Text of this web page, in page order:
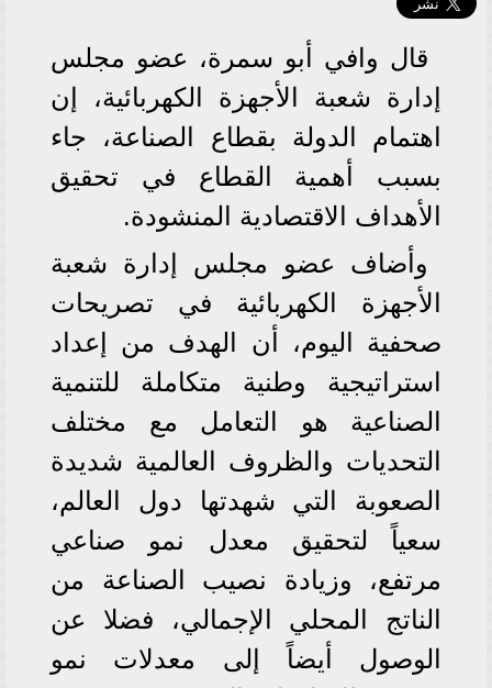
قال وافي أبو سمرة، عضو مجلس
إدارة شعبة الأجهزة الكهربائية، إن
اهتمام الدولة بقطاع الصناعة، جاء
بسبب أهمية القطاع في تحقيق
الأهداف الاقتصادية المنشودة.
وأضاف عضو مجلس إدارة شعبة
الأجهزة الكهربائية في تصريحات
صحفية اليوم، أن الهدف من إعداد
استراتيجية وطنية متكاملة للتنمية
الصناعية هو التعامل مع مختلف
التحديات والظروف العالمية شديدة
الصعوبة التي شهدتها دول العالم،
سعياً لتحقيق معدل نمو صناعي
مرتفع، وزيادة نصيب الصناعة من
الناتج المحلي الإجمالي، فضلا عن
الوصول أيضاً إلى معدلات نمو